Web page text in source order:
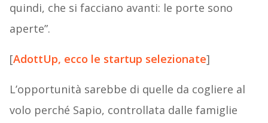
quindi, che si facciano avanti: le porte sono
aperte”.
[AdottUp, ecco le startup selezionate]
L’opportunità sarebbe di quelle da cogliere al
volo perché Sapio, controllata dalle famiglie